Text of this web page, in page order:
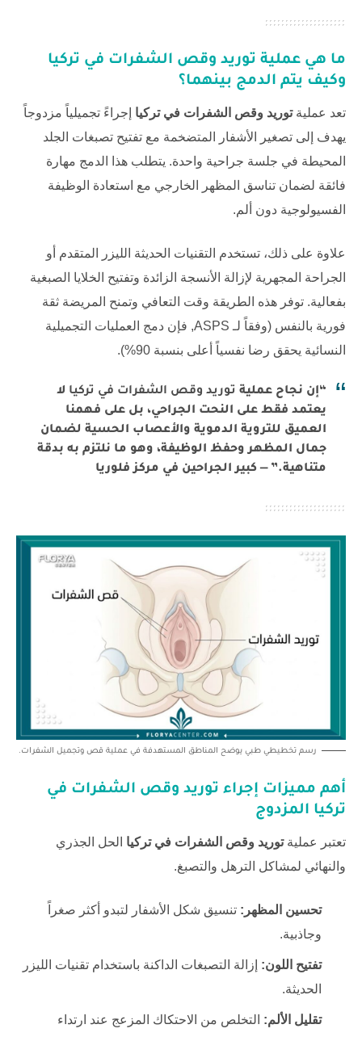
ما هي عملية توريد وقص الشفرات في تركيا
وكيف يتم الدمج بينهما؟
تعد عمليةتوريد وقص الشفرات في تركيا إجراءً تجميلياً مزدوجاً
يهدف إلى تصغير الأشفار المتضخمة مع تفتيح تصبغات الجلد
المحيطة في جلسة جراحية واحدة. يتطلب هذا الدمج مهارة
فائقة لضمان تناسق المظهر الخارجي مع استعادة الوظيفة
الفسيولوجية دون ألم.
علاوة على ذلك، تستخدم التقنيات الحديثة الليزر المتقدم أو
الجراحة المجهرية لإزالة الأنسجة الزائدة وتفتيح الخلايا الصبغية
بفعالية. توفر هذه الطريقة وقت التعافي وتمنح المريضة ثقة
فورية بالنفس (وفقاً لـ ASPS, فإن دمج العمليات التجميلية
النسائية يحقق رضا نفسياً أعلى بنسبة 90%).
“إن نجاح عملية توريد وقص الشفرات في تركيا لا
يعتمد فقط على النحت الجراحي، بل على فهمنا
العميق للتروية الدموية والأعصاب الحسية لضمان
جمال المظهر وحفظ الوظيفة، وهو ما نلتزم به بدقة
متناهية.” — كبير الجراحين في مركز فلوريا
رسم تخطيطي طبي يوضح المناطق المستهدفة في عملية قص وتجميل الشفرات.
أهم مميزات إجراء توريد وقص الشفرات في
تركيا المزدوج
تعتبر عمليةتوريد وقص الشفرات في تركيا الحل الجذري
والنهائي لمشاكل الترهل والتصبغ.
تحسين المظهر: تنسيق شكل الأشفار لتبدو أكثر صغراً
وجاذبية.
تفتيح اللون: إزالة التصبغات الداكنة باستخدام تقنيات الليزر
الحديثة.
تقليل الألم: التخلص من الاحتكاك المزعج عند ارتداء